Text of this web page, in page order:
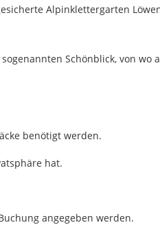
Alpinklettergarten
Schönblick, von wo
benötigt werden.
hat.
angegeben werden.